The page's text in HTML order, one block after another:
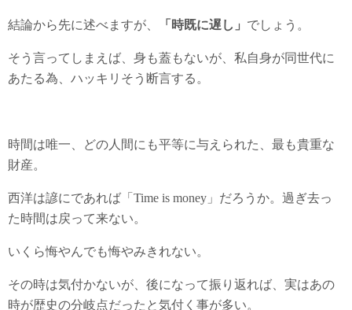
結論から先に述べますが、 「時既に遅し」 でしょう。
そう言ってしまえば、身も蓋もないが、私自身が同世代に
あたる為、ハッキリそう断言する。
時間は唯一、どの人間にも平等に与えられた、最も貴重な
財産。
西洋は諺にであれば「Time is money」だろうか。過ぎ去っ
た時間は戻って来ない。
いくら悔やんでも悔やみきれない。
その時は気付かないが、後になって振り返れば、実はあの
時が歴史の分岐点だったと気付く事が多い。